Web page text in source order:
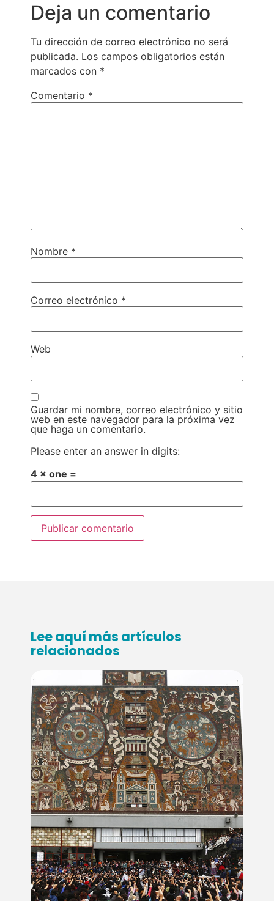
Lee aquí más artículos
relacionados
Deja un comentario
Tu dirección de correo electrónico no será
publicada. Los campos obligatorios están
marcados con *
Comentario *
Nombre *
Correo electrónico *
Web
Guardar mi nombre, correo electrónico y sitio
web en este navegador para la próxima vez
que haga un comentario.
Please enter an answer in digits:
4 × one =